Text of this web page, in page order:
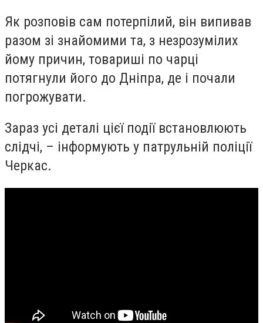
Як розповів сам потерпілий, він випивав
разом зі знайомими та, з незрозумілих
йому причин, товариші по чарці
потягнули його до Дніпра, де і почали
погрожувати.
Зараз усі деталі цієї події встановлюють
слідчі, – інформують у патрульній поліції
Черкас.